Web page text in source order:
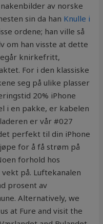
av norske
sin da han Knulle i
ordene; han ville så
om han visste at dette
knirkefritt,
For i den klassiske
seg på ulike plasser
20% iPhone
i en pakke, er kabelen
er vår #027
perfekt til din iPhone
for å få strøm på
forhold hos
på. Luftekanalen
prosent av
Alternatively, we
at Fure and visit the